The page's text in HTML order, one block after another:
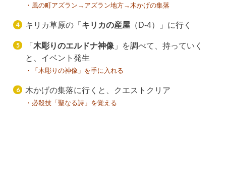
・風の町アズラン→アズラン地方→木かげの集落
キリカ草原の「キリカの産屋（D-4）」に行く
「木彫りのエルドナ神像 」を調べて、持っていく
と、イベント発生
・「木彫りの神像」を手に入れる
木かげの集落に行くと、クエストクリア
・必殺技「聖なる詩」を覚える